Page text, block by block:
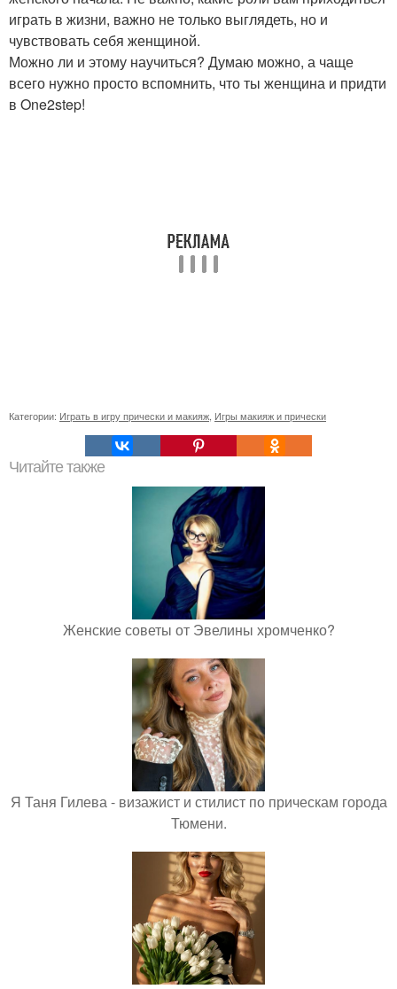
играть в жизни, важно не только выглядеть, но и
чувствовать себя женщиной.
Можно ли и этому научиться? Думаю можно, а чаще
всего нужно просто вспомнить, что ты женщина и придти
в One2step!
Категории: Играть в игру прически и макияж Игры макияж и прически
Читайте также
Женские советы от Эвелины хромченко?
Я Таня Гилева - визажист и стилист по прическам города
Тюмени.